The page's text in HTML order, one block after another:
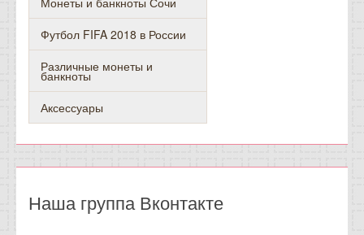
Футбол FIFA 2018 в России
Различные монеты и
банкноты
Аксессуары
Наша группа Вконтакте